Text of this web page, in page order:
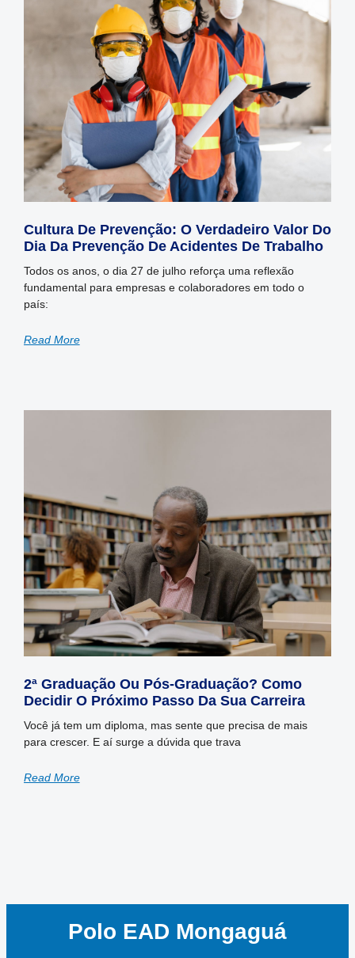
Cultura De Prevenção: O Verdadeiro Valor Do
Dia Da Prevenção De Acidentes De Trabalho
Todos os anos, o dia 27 de julho reforça uma reflexão
fundamental para empresas e colaboradores em todo o
país:
Read More
2ª Graduação Ou Pós-Graduação? Como
Decidir O Próximo Passo Da Sua Carreira
Você já tem um diploma, mas sente que precisa de mais
para crescer. E aí surge a dúvida que trava
Read More
Polo EAD Mongaguá